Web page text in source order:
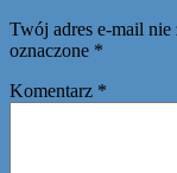
Twój adres e-mail
oznaczone *
Komentarz *